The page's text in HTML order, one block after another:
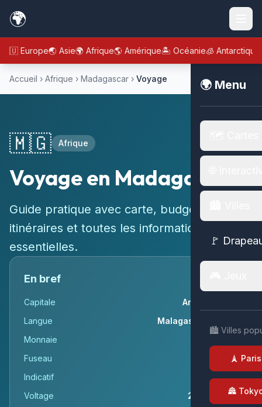
🌍
🇪🇺 Europe🌏 Asie🌍 Afrique🌎 Amérique🏝️ Océanie🧊 Antarctique
🌍 Menu
🚩
🏙️ Villes
🗼 Paris
🏯
Accueil › Afrique › Madagascar › Voyage
🇲🇬 Afrique
Voyage en Madagascar
Guide pratique avec carte, budget,
itinéraires et toutes les informations
essentielles.
En bref
Capitale
Antananarivo
Langue
Malagasy, Français
Monnaie
Fuseau
UTC+3
Indicatif
+261
Voltage
220v / 50Hz